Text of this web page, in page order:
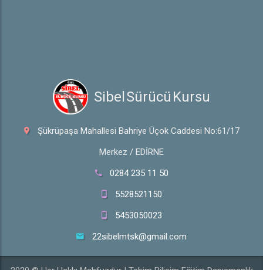
Sibel Sürücü Kursu
Şükrüpaşa Mahallesi Bahriye Üçok Caddesi No:61/17
Merkez / EDİRNE
0284 235 11 50
5528521150
5453050023
22sibelmtsk@gmail.com